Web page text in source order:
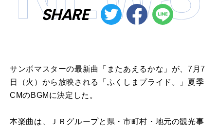
SHARE
サンボマスターの最新曲「またあえるかな」が、7月7
日（火）から放映される「ふくしまプライド。」夏季
CMのBGMに決定した。
本楽曲は、ＪＲグループと県・市町村・地元の観光事